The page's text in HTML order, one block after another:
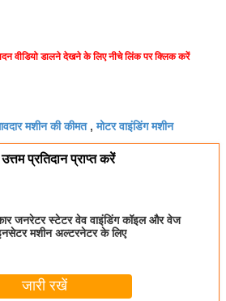
वीडियो डालने देखने के लिए नीचे लिंक पर क्लिक करें
मशीन की कीमत,मोटर वाइंडिंग मशीन
प्रतिदान प्राप्त करें
जनरेटर स्टेटर वेव वाइंडिंग कॉइल और वेज
मशीन अल्टरनेटर के लिए
जारी रखें